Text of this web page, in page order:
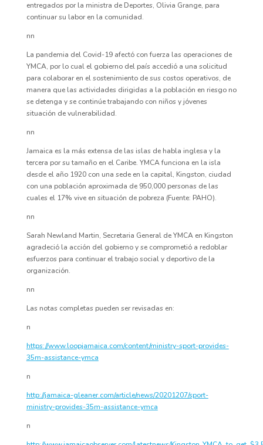
entregados por la ministra de Deportes, Olivia Grange, para
continuar su labor en la comunidad.
nn
La pandemia del Covid-19 afectó con fuerza las operaciones de
YMCA, por lo cual el gobierno del país accedió a una solicitud
para colaborar en el sostenimiento de sus costos operativos, de
manera que las actividades dirigidas a la población en riesgo no
se detenga y se continúe trabajando con niños y jóvenes
situación de vulnerabilidad.
nn
Jamaica es la más extensa de las islas de habla inglesa y la
tercera por su tamaño en el Caribe. YMCA funciona en la isla
desde el año 1920 con una sede en la capital, Kingston, ciudad
con una población aproximada de 950,000 personas de las
cuales el 17% vive en situación de pobreza (Fuente: PAHO).
nn
Sarah Newland Martin, Secretaria General de YMCA en Kingston
agradeció la acción del gobierno y se comprometió a redoblar
esfuerzos para continuar el trabajo social y deportivo de la
organización.
nn
Las notas completas pueden ser revisadas en:
n
https://www.loopjamaica.com/content/ministry-sport-provides-
35m-assistance-ymca
n
http://jamaica-gleaner.com/article/news/20201207/sport-
ministry-provides-35m-assistance-ymca
n